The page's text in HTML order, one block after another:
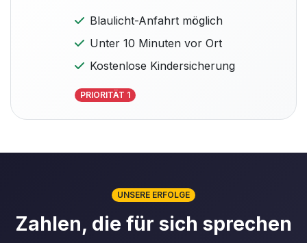
Blaulicht-Anfahrt möglich
Unter 10 Minuten vor Ort
Kostenlose Kindersicherung
PRIORITÄT 1
UNSERE ERFOLGE
Zahlen, die für sich sprechen